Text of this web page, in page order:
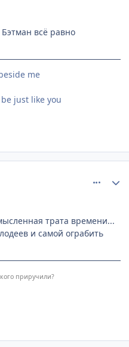
всё равно
me
just like you
трата времени...
и самой ограбить
приручили?